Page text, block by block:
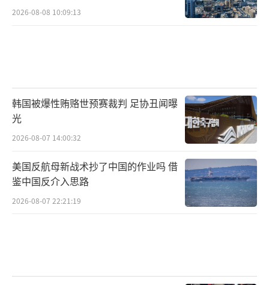
2026-08-08 10:09:13
韩国被爆性贿赂世预赛裁判 足协丑闻曝
光
2026-08-07 14:00:32
美国反航母新战术抄了中国的作业吗 借
鉴中国反介入思路
2026-08-07 22:21:19